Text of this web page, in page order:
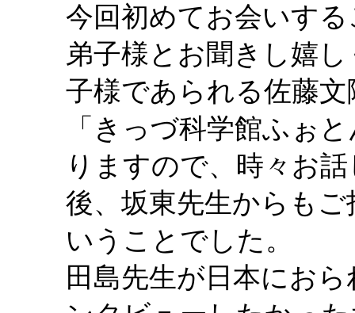
今回初めてお会いす
弟子様とお聞きし嬉
子様であられる佐藤
「きっづ科学館ふぉ
りますので、時々お
後、坂東先生からも
いうことでした。
田島先生が日本にお